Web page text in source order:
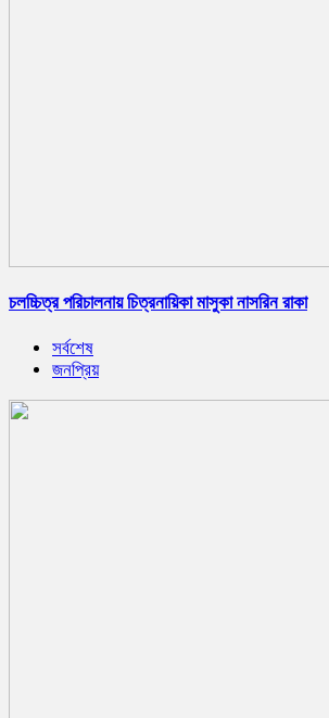
চলচ্চিত্র পরিচালনায় চিত্রনায়িকা মাসুকা নাসরিন রাকা
সর্বশেষ
জনপ্রিয়